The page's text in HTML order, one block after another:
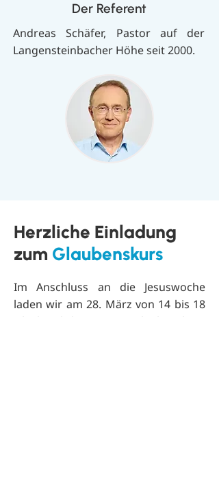
Der Referent
Andreas Schäfer, Pastor auf der
Langensteinbacher Höhe seit 2000.
Herzliche Einladung
zum Glaubenskurs
Im Anschluss an die Jesuswoche
laden wir am 28. März von 14 bis 18
Uhr herzlich zu einem Glaubenskurs